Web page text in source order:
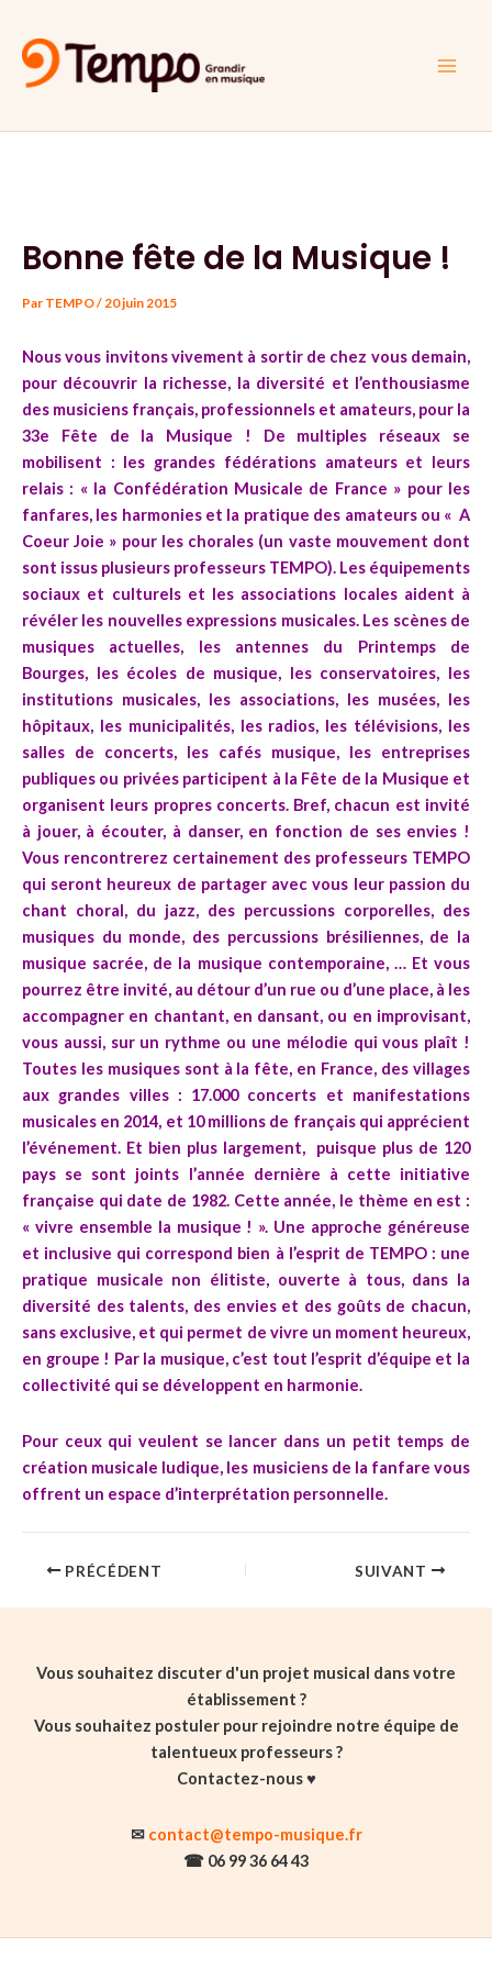
contenu
Bonne fête de la Musique !
Par TEMPO/ 20 juin 2015
Nous vous invitons vivement à sortir de chez vous demain,
pour découvrir la richesse, la diversité et l’enthousiasme
des musiciens français, professionnels et amateurs, pour la
33e Fête de la Musique ! De multiples réseaux se
mobilisent : les grandes fédérations amateurs et leurs
relais : « la Confédération Musicale de France » pour les
fanfares, les harmonies et la pratique des amateurs ou « A
Coeur Joie » pour les chorales (un vaste mouvement dont
sont issus plusieurs professeurs TEMPO). Les équipements
sociaux et culturels et les associations locales aident à
révéler les nouvelles expressions musicales. Les scènes de
musiques actuelles, les antennes du Printemps de
Bourges, les écoles de musique, les conservatoires, les
institutions musicales, les associations, les musées, les
hôpitaux, les municipalités, les radios, les télévisions, les
salles de concerts, les cafés musique, les entreprises
publiques ou privées participent à la Fête de la Musique et
organisent leurs propres concerts. Bref, chacun est invité
à jouer, à écouter, à danser, en fonction de ses envies !
Vous rencontrerez certainement des professeurs TEMPO
qui seront heureux de partager avec vous leur passion du
chant choral, du jazz, des percussions corporelles, des
musiques du monde, des percussions brésiliennes, de la
musique sacrée, de la musique contemporaine, … Et vous
pourrez être invité, au détour d’un rue ou d’une place, à les
accompagner en chantant, en dansant, ou en improvisant,
vous aussi, sur un rythme ou une mélodie qui vous plaît !
Toutes les musiques sont à la fête, en France, des villages
aux grandes villes : 17.000 concerts et manifestations
musicales en 2014, et 10 millions de français qui apprécient
l’événement. Et bien plus largement, puisque plus de 120
pays se sont joints l’année dernière à cette initiative
française qui date de 1982. Cette année, le thème en est :
« vivre ensemble la musique ! ». Une approche généreuse
et inclusive qui correspond bien à l’esprit de TEMPO : une
pratique musicale non élitiste, ouverte à tous, dans la
diversité des talents, des envies et des goûts de chacun,
sans exclusive, et qui permet de vivre un moment heureux,
en groupe ! Par la musique, c’est tout l’esprit d’équipe et la
collectivité qui se développent en harmonie.
Pour ceux qui veulent se lancer dans un petit temps de
création musicale ludique, les musiciens de la fanfare vous
offrent un espace d’interprétation personnelle.
des
articles
PRÉCÉDENT SUIVANT
Vous souhaitez discuter d'un projet musical dans votre
établissement ?
Vous souhaitez postuler pour rejoindre notre équipe de
talentueux professeurs ?
Contactez-nous ♥️
✉ contact@tempo-musique.fr
☎ 06 99 36 64 43